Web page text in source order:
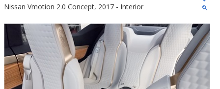
Nissan Vmotion 2.0 Concept, 2017 - Interior